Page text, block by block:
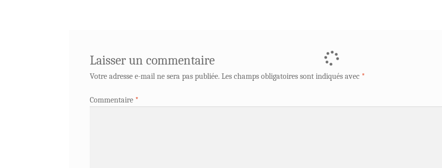
Laisser un commentaire
Votre adresse e-mail ne sera pas publiée. Les champs obligatoires sont indiqués avec *
Commentaire *